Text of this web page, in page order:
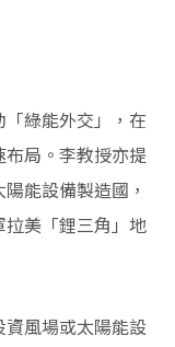
綠能外交」，在
局。李教授亦提
能設備製造國，
美「鋰三角」地
風場或太陽能設